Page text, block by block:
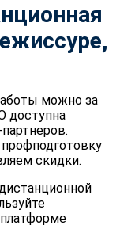
можно за
доступна
скидки.